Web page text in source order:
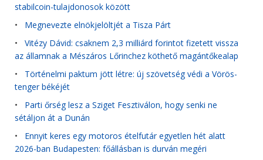
stabilcoin-tulajdonosok között
• Megnevezte elnökjelöltjét a Tisza Párt
• Vitézy Dávid: csaknem 2,3 milliárd forintot fizetett vissza
az államnak a Mészáros Lőrinchez köthető magántőkealap
• Történelmi paktum jött létre: új szövetség védi a Vörös-
tenger békéjét
• Parti őrség lesz a Sziget Fesztiválon, hogy senki ne
sétáljon át a Dunán
• Ennyit keres egy motoros ételfutár egyetlen hét alatt
2026-ban Budapesten: főállásban is durván megéri